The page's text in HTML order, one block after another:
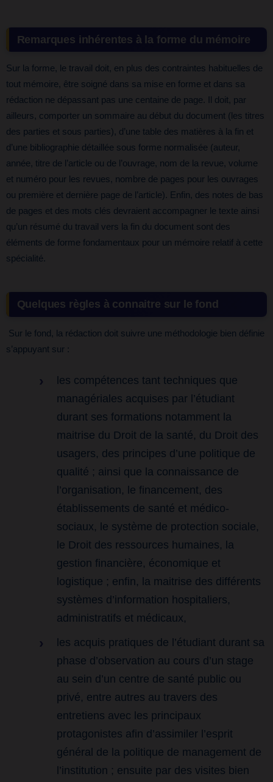
Remarques inhérentes à la forme du mémoire
Sur la forme, le travail doit, en plus des contraintes habituelles de
tout mémoire, être soigné dans sa mise en forme et dans sa
rédaction ne dépassant pas une centaine de page. Il doit, par
ailleurs, comporter un sommaire au début du document (les titres
des parties et sous parties), d’une table des matières à la fin et
d’une bibliographie détaillée sous forme normalisée (auteur,
année, titre de l’article ou de l’ouvrage, nom de la revue, volume
et numéro pour les revues, nombre de pages pour les ouvrages
ou première et dernière page de l’article). Enfin, des notes de bas
de pages et des mots clés devraient accompagner le texte ainsi
qu’un résumé du travail vers la fin du document sont des
éléments de forme fondamentaux pour un mémoire relatif à cette
spécialité.
Quelques règles à connaitre sur le fond
Sur le fond, la rédaction doit suivre une méthodologie bien définie
s’appuyant sur :
les compétences tant techniques que
managériales acquises par l’étudiant
durant ses formations notamment la
maitrise du Droit de la santé, du Droit des
usagers, des principes d’une politique de
qualité ; ainsi que la connaissance de
l’organisation, le financement, des
établissements de santé et médico-
sociaux, le système de protection sociale,
le Droit des ressources humaines, la
gestion financière, économique et
logistique ; enfin, la maitrise des différents
systèmes d’information hospitaliers,
administratifs et médicaux,
les acquis pratiques de l’étudiant durant sa
phase d’observation au cours d’un stage
au sein d’un centre de santé public ou
privé, entre autres au travers des
entretiens avec les principaux
protagonistes afin d’assimiler l’esprit
général de la politique de management de
l’institution ; ensuite par des visites bien